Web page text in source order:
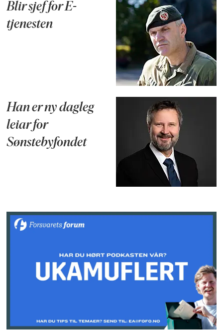
Blir sjef for E-
tjenesten
Han er ny dagleg
leiar for
Sønstebyfondet